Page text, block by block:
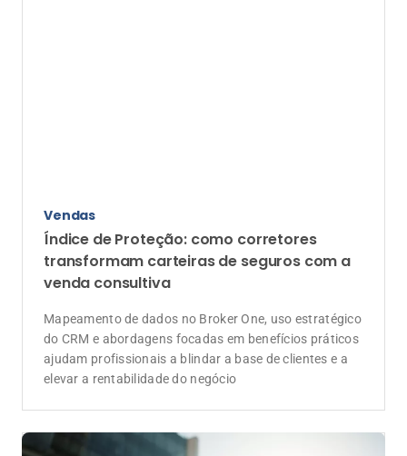
Carreira
Vale a pena ser corretor de seguros –
Conheça uma das carreiras mais
Setor em expansão, alta demanda por profissionais e
potencial de ganhos fazem da corretagem de seguros
uma oportunidade para quem busca autonomia e